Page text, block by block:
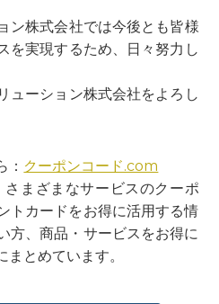
ン株式会社では今後とも皆様
を実現するため、日々努力し
ューション株式会社をよろし
： クーポンコード.com
さまざまなサービスのクーポ
トカードをお得に活用する情
方、商品・ サービスをお得に
まとめています。